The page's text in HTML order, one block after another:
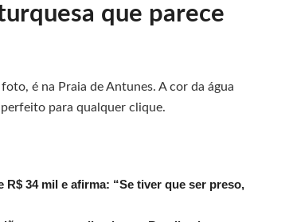
que parece
é na Praia de Antunes. A cor da água
para qualquer clique.
34 mil e afirma: “Se tiver que ser preso,